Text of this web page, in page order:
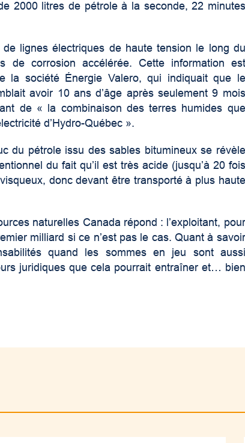
2000 litres de pétrole à la seconde, 22 minutes
lignes électriques de haute tension le long du
de corrosion accélérée. Cette information est
la société Énergie Valero, qui indiquait que le
avoir 10 ans d’âge après seulement 9 mois
de « la combinaison des terres humides que
d’Hydro-Québec ».
du pétrole issu des sables bitumineux se révèle
du fait qu’il est très acide (jusqu’à 20 fois
donc devant être transporté à plus haute
naturelles Canada répond : l’exploitant, pour
milliard si ce n’est pas le cas. Quant à savoir
quand les sommes en jeu sont aussi
juridiques que cela pourrait entraîner et… bien